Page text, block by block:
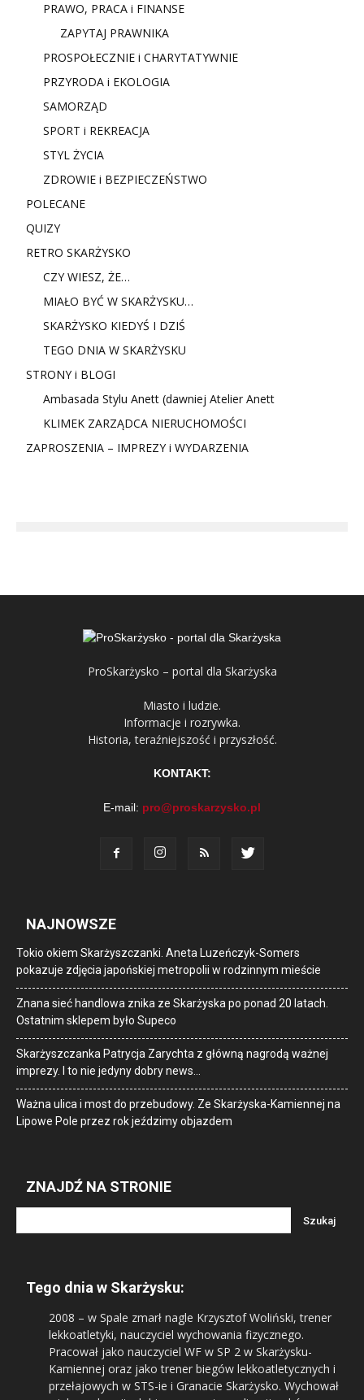
PRAWO, PRACA i FINANSE
ZAPYTAJ PRAWNIKA
PROSPOŁECZNIE i CHARYTATYWNIE
PRZYRODA i EKOLOGIA
SAMORZĄD
SPORT i REKREACJA
STYL ŻYCIA
ZDROWIE i BEZPIECZEŃSTWO
POLECANE
QUIZY
RETRO SKARŻYSKO
CZY WIESZ, ŻE…
MIAŁO BYĆ W SKARŻYSKU…
SKARŻYSKO KIEDYŚ I DZIŚ
TEGO DNIA W SKARŻYSKU
STRONY i BLOGI
Ambasada Stylu Anett (dawniej Atelier Anett
KLIMEK ZARZĄDCA NIERUCHOMOŚCI
ZAPROSZENIA – IMPREZY i WYDARZENIA
ProSkarżysko – portal dla Skarżyska
Miasto i ludzie.
Informacje i rozrywka.
Historia, teraźniejszość i przyszłość.
KONTAKT:
E-mail: pro@proskarzysko.pl
NAJNOWSZE
Tokio okiem Skarżyszczanki. Aneta Luzeńczyk-Somers
pokazuje zdjęcia japońskiej metropolii w rodzinnym mieście
Znana sieć handlowa znika ze Skarżyska po ponad 20 latach.
Ostatnim sklepem było Supeco
Skarżyszczanka Patrycja Zarychta z główną nagrodą ważnej
imprezy. I to nie jedyny dobry news…
Ważna ulica i most do przebudowy. Ze Skarżyska-Kamiennej na
Lipowe Pole przez rok jeździmy objazdem
ZNAJDŹ NA STRONIE
Tego dnia w Skarżysku:
2008 – w Spale zmarł nagle Krzysztof Woliński, trener
lekkoatletyki, nauczyciel wychowania fizycznego.
Pracował jako nauczyciel WF w SP 2 w Skarżysku-
Kamiennej oraz jako trener biegów lekkoatletycznych i
przełajowych w STS-ie i Granacie Skarżysko. Wychował